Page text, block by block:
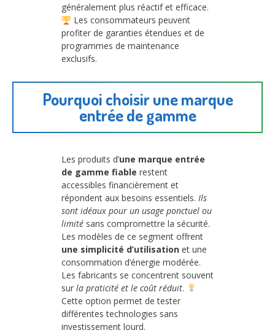
généralement plus réactif et efficace.
Les consommateurs peuvent
profiter de garanties étendues et de
programmes de maintenance
exclusifs.
Pourquoi choisir une marque
entrée de gamme
Les produits d’une marque entrée
de gamme fiable restent
accessibles financièrement et
répondent aux besoins essentiels. Ils
sont idéaux pour un usage ponctuel ou
limité sans compromettre la sécurité.
Les modèles de ce segment offrent
une simplicité d’utilisation et une
consommation d’énergie modérée.
Les fabricants se concentrent souvent
sur la praticité et le coût réduit.
Cette option permet de tester
différentes technologies sans
investissement lourd.